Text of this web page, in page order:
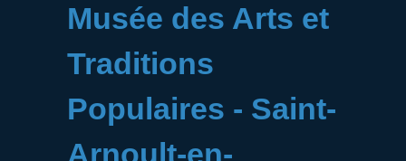
Musée des Arts et
Traditions
Populaires - Saint-
Arnoult-en-